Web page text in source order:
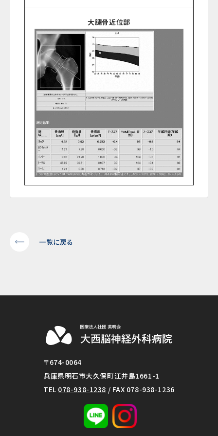
大腿骨近位部
一覧に戻る
〒674-0064
兵庫県明石市大久保町江井島1661-1
TEL 078-938-1238 / FAX 078-938-1236